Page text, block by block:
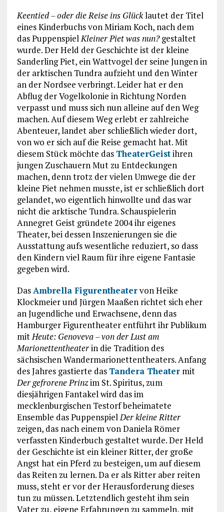
Keentied – oder die Reise ins Glücklautet der Titel
eines Kinderbuchs von Miriam Koch, nach dem
das PuppenspielKleiner Piet was nun?gestaltet
wurde. Der Held der Geschichte ist der kleine
Sanderling Piet, ein Wattvogel der seine Jungen in
der arktischen Tundra aufzieht und den Winter
an der Nordsee verbringt. Leider hat er den
Abflug der Vogelkolonie in Richtung Norden
verpasst und muss sich nun alleine auf den Weg
machen. Auf diesem Weg erlebt er zahlreiche
Abenteuer, landet aber schließlich wieder dort,
von wo er sich auf die Reise gemacht hat. Mit
diesem Stück möchte das TheaterGeistihren
jungen Zuschauern Mut zu Entdeckungen
machen, denn trotz der vielen Umwege die der
kleine Piet nehmen musste, ist er schließlich dort
gelandet, wo eigentlich hinwollte und das war
nicht die arktische Tundra. Schauspielerin
Annegret Geist gründete 2004 ihr eigenes
Theater, bei dessen Inszenierungen sie die
Ausstattung aufs wesentliche reduziert, so dass
den Kindern viel Raum für ihre eigene Fantasie
gegeben wird.
DasAmbrella Figurentheatervon Heike
Klockmeier und Jürgen Maaßen richtet sich eher
an Jugendliche und Erwachsene, denn das
Hamburger Figurentheater entführt ihr Publikum
mitHeute: Genoveva – von der Lust am
Marionettentheaterin die Tradition des
sächsischen Wandermarionettentheaters. Anfang
des Jahres gastierte das Tandera Theatermit
Der gefrorene Prinzim St. Spiritus, zum
diesjährigen Fantakel wird das im
mecklenburgischen Testorf beheimatete
Ensemble das PuppenspielDer kleine Ritter
zeigen, das nach einem von Daniela Römer
verfassten Kinderbuch gestaltet wurde. Der Held
der Geschichte ist ein kleiner Ritter, der große
Angst hat ein Pferd zu besteigen, um auf diesem
das Reiten zu lernen. Da er als Ritter aber reiten
muss, steht er vor der Herausforderung dieses
tun zu müssen. Letztendlich gesteht ihm sein
Vater zu, eigene Erfahrungen zu sammeln, mit